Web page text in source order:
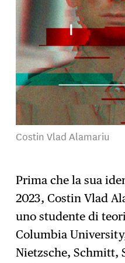
Costin Vlad Alamariu
Prima che la sua
2023, Costin Vlad
uno studente di
Columbia
Nietzsche, Schmitt,